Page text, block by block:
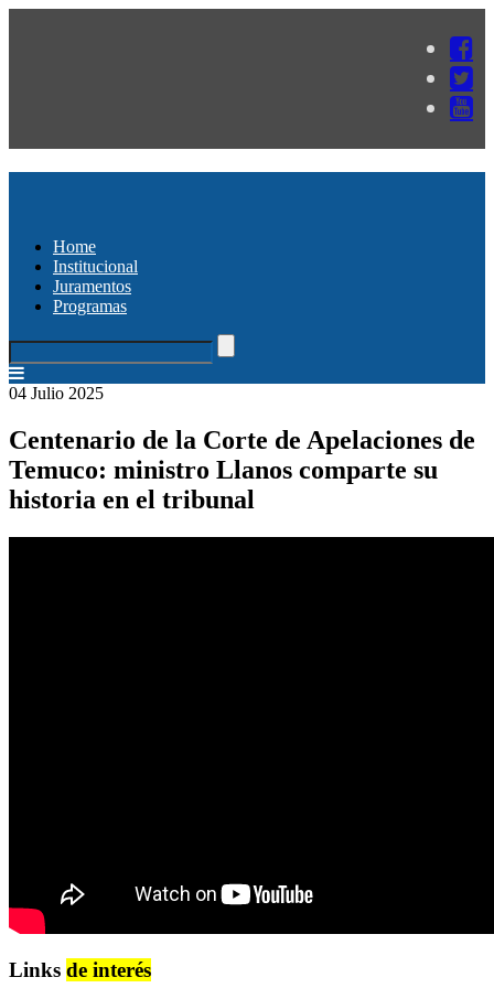
Home
Institucional
Juramentos
Programas
04 Julio 2025
Centenario de la Corte de Apelaciones de
Temuco: ministro Llanos comparte su
historia en el tribunal
Links de interés